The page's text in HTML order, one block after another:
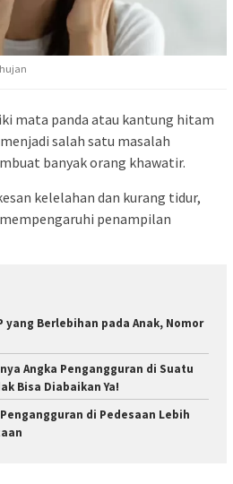
mata panda atau kantung hitam
salah satu masalah
banyak orang khawatir.
kelelahan dan kurang tidur,
penampilan
yang Berlebihan pada Anak, Nomor
Angka Pengangguran di Suatu
Bisa Diabaikan Ya!
di Pedesaan Lebih